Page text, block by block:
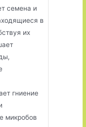
семена и
в
их
гниение
микробов